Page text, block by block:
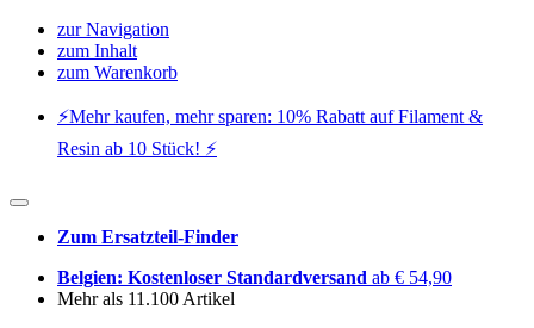
zur Navigation
zum Inhalt
zum Warenkorb
⚡️Mehr kaufen, mehr sparen: 10% Rabatt auf Filament &
Resin ab 10 Stück! ⚡️
Zum Ersatzteil-Finder
Belgien: Kostenloser Standardversand ab € 54,90
Mehr als 11.100 Artikel